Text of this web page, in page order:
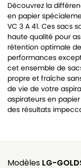
Découvrez la
en papier
VC 3 A 41. Ces sacs
haute qualité pour
rétention optimale
performances
cet ensemble de
propre et fraîche
de vie de votre
aspirateurs en
des résultats
Modèles LG-